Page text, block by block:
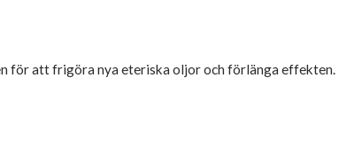
för att frigöra nya eteriska oljor och förlänga effekten.